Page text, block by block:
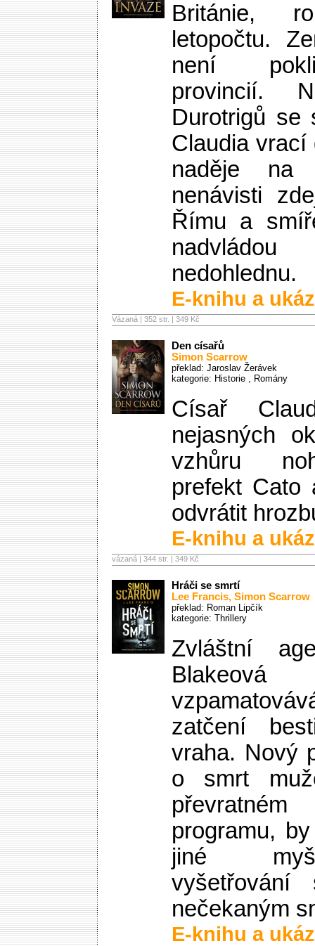
Británie,
letopočtu.
není
provincií.
Durotrigů se
Claudia vrací
naděje
nenávisti
Římu a
nedohlednu.
E-knihu a
Vázaná | 352 str. | 349 Kč
Den císařů
Simon Scarrow
překlad: Jaroslav Žerávek
kategorie: Historie , Romány
Císař
nejasných
vzhůru
prefekt Cato
odvrátit
E-knihu a
vázaná | 344 str. | 349 Kč
Hráči se smrtí
Lee Francis, Simon Scarrow
překlad: Roman Lipčík
kategorie: Thrillery
Zvláštní
zatčení
vraha. Nový
o smrt
programu,
jiné
nečekaným
E-knihu a